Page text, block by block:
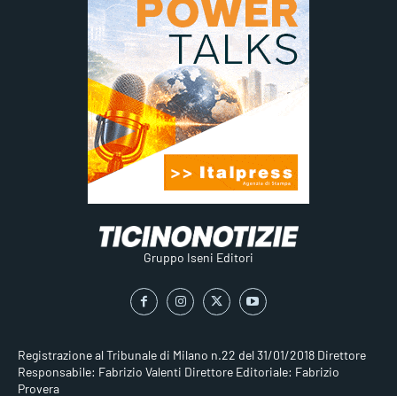
Gruppo Iseni Editori
Registrazione al Tribunale di Milano n.22 del 31/01/2018 Direttore
Responsabile: Fabrizio Valenti Direttore Editoriale: Fabrizio
Provera